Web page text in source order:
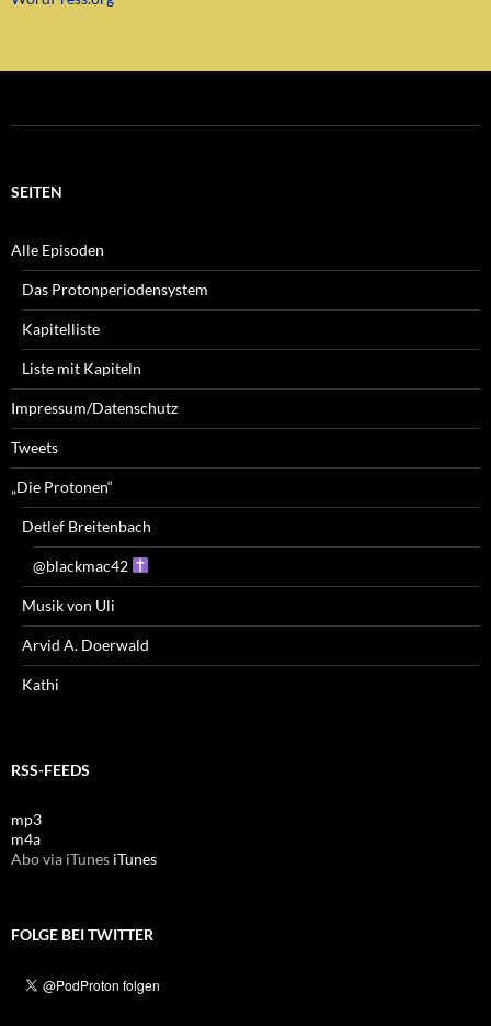
SEITEN
Alle Episoden
Das Protonperiodensystem
Kapitelliste
Liste mit Kapiteln
Impressum/Datenschutz
Tweets
„Die Protonen“
Detlef Breitenbach
@blackmac42
Musik von Uli
Arvid A. Doerwald
Kathi
RSS-FEEDS
mp3
m4a
Abo via iTunes iTunes
FOLGE BEI TWITTER